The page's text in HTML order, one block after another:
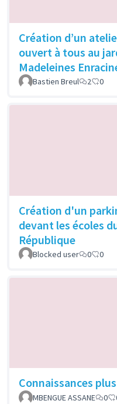
Création d’un
ouvert à tous au
Madeleines
Bastien Breul 2 0
Création d'un
devant les écoles
République
Blocked user 0 0
Connaissances plus
MBENGUE ASSANE
0